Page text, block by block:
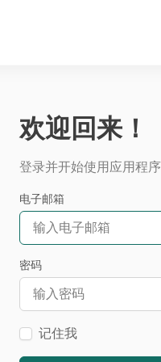
欢迎回来！
登录并开始使用应用程序
电子邮箱
密码
记住我